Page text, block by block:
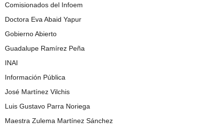
Comisionados del Infoem
Doctora Eva Abaid Yapur
Gobierno Abierto
Guadalupe Ramírez Peña
INAI
Información Pública
José Martínez Vilchis
Luis Gustavo Parra Noriega
Maestra Zulema Martínez Sánchez